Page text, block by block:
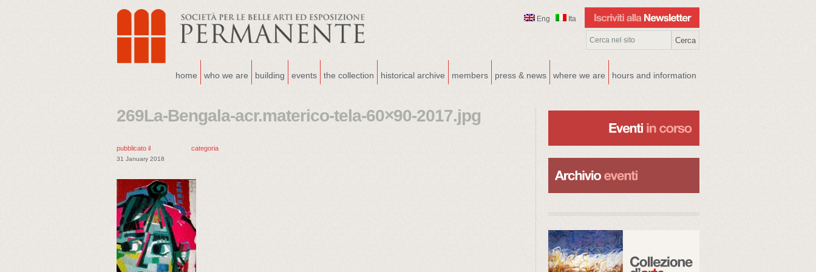
Eng Ita
home who we are building events the collection historical archive members press & news where we are hours and information
269La-Bengala-acr.materico-tela-60×90-2017.jpg
pubblicato il
31 January 2018
categoria